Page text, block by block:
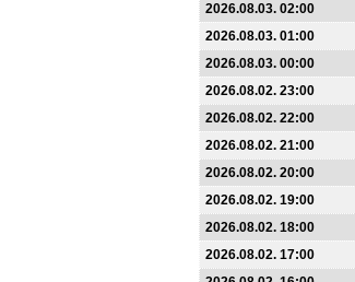
2026.08.03. 02:00
2026.08.03. 01:00
2026.08.03. 00:00
2026.08.02. 23:00
2026.08.02. 22:00
2026.08.02. 21:00
2026.08.02. 20:00
2026.08.02. 19:00
2026.08.02. 18:00
2026.08.02. 17:00